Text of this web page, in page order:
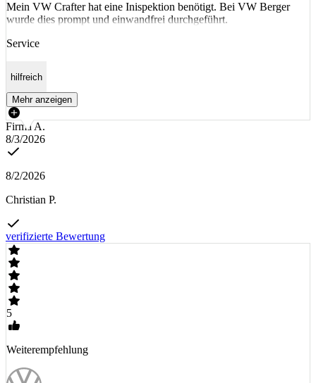
Mein VW Crafter hat eine Inispektion benötigt. Bei VW Berger
wurde dies prompt und einwandfrei durchgeführt.
Service
hilfreich
Mehr anzeigen
Firma A.
8/3/2026
8/2/2026
Christian P.
verifizierte Bewertung
5
Weiterempfehlung